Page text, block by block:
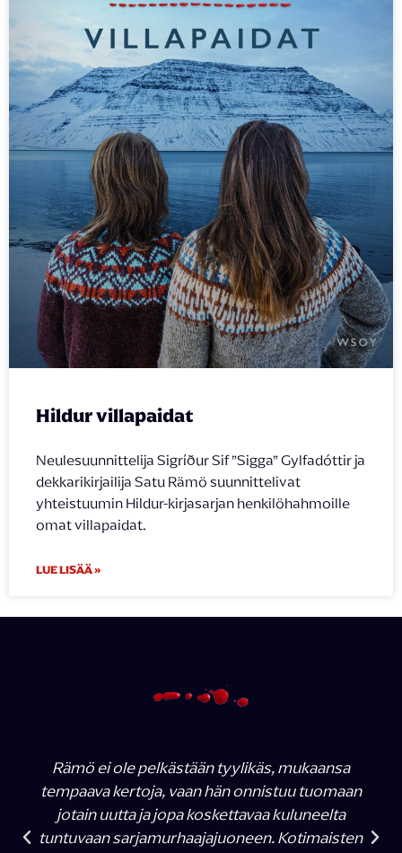
Hildur villapaidat
Neulesuunnittelija Sigríður Sif ”Sigga” Gylfadóttir ja
dekkarikirjailija Satu Rämö suunnittelivat
yhteistuumin Hildur-kirjasarjan henkilöhahmoille
omat villapaidat.
LUE LISÄÄ »
Rämö ei ole pelkästään tyylikäs, mukaansa
tempaava kertoja, vaan hän onnistuu tuomaan
jotain uutta ja jopa koskettavaa kuluneelta
tuntuvaan sarjamurhaajajuoneen. Kotimaisten